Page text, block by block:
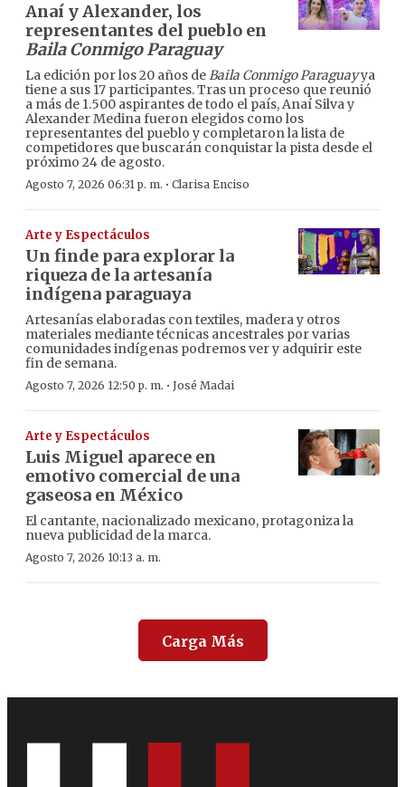
Anaí y Alexander, los
representantes del pueblo en
Baila Conmigo Paraguay
La edición por los 20 años deBaila Conmigo Paraguayya
tiene a sus 17 participantes. Tras un proceso que reunió
a más de 1.500 aspirantes de todo el país, Anaí Silva y
Alexander Medina fueron elegidos como los
representantes del pueblo y completaron la lista de
competidores que buscarán conquistar la pista desde el
próximo 24 de agosto.
Agosto 7, 2026 06:31 p. m. · Clarisa Enciso
Arte y Espectáculos
Un finde para explorar la
riqueza de la artesanía
indígena paraguaya
Artesanías elaboradas con textiles, madera y otros
materiales mediante técnicas ancestrales por varias
comunidades indígenas podremos ver y adquirir este
fin de semana.
Agosto 7, 2026 12:50 p. m. · José Madai
Arte y Espectáculos
Luis Miguel aparece en
emotivo comercial de una
gaseosa en México
El cantante, nacionalizado mexicano, protagoniza la
nueva publicidad de la marca.
Agosto 7, 2026 10:13 a. m.
Carga Más